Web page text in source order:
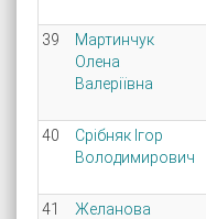
39
Мартинчук
Олена
Валеріївна
40
Срібняк Ігор
Володимирович
41
Желанова